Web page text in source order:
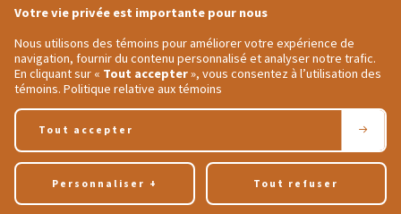
Adresse postale
1491 Ouiatchouan
Mashteuiastsh,QC
G0W 2H0
418-275-7964
secretariat@chukfm.ca
Politique de confidentialité|Mes préférences cookies
Votre vie privée est importante pour nous
Nous utilisons des témoins pour améliorer votre expérience de
navigation, fournir du contenu personnalisé et analyser notre trafic.
En cliquant sur « Tout accepter», vous consentez à l’utilisation des
témoins. Politique relative aux témoins
Personnaliser + Tout refuser
Tout accepter